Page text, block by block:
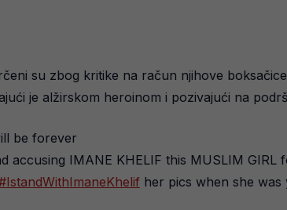
su zbog kritike na račun njihove
je alžirskom heroinom i pozivajući na
be forever
accusing IMANE KHELIF this MUSLIM
her pics when she was